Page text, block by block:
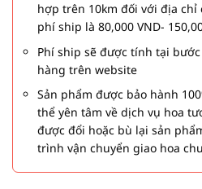
hợp trên 10km đối với địa chỉ
phí ship là 80,000 VND-
Phí ship sẽ được tính tại
hàng trên website
Sản phẩm được bảo hành
thể yên tâm về dịch vụ hoa
được đổi hoặc bù lại sản
trình vận chuyển giao hoa